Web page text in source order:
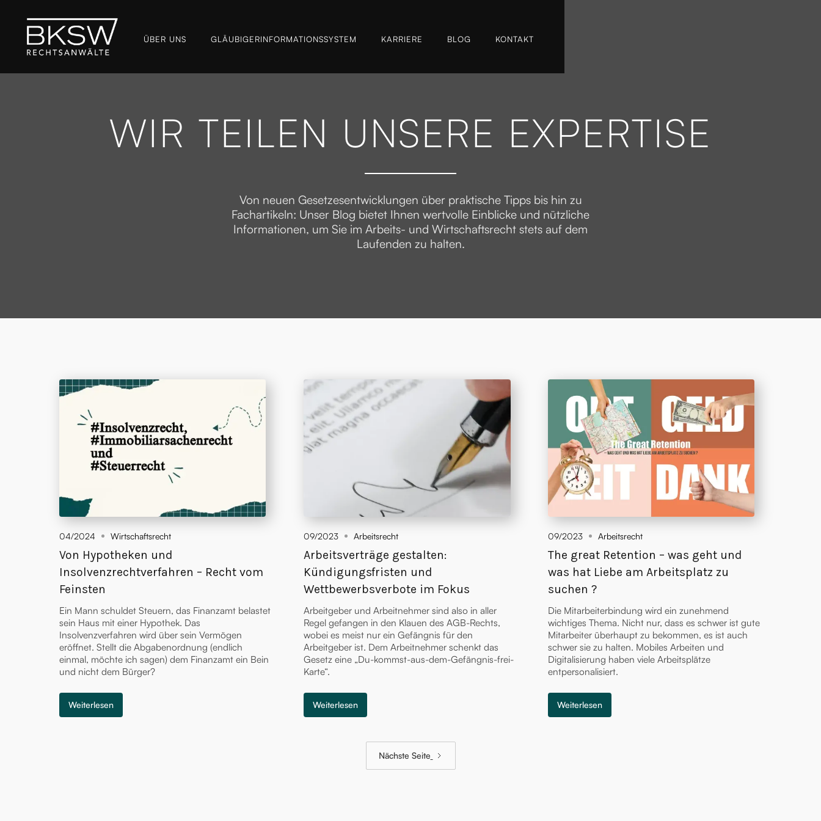
ÜBER UNS GLÄUBIGER­INFORMATIONSSYSTEM KARRIERE BLOG KONTAKT
WIR TEILEN UNSERE EXPERTISE
Von neuen Gesetzesentwicklungen über praktische Tipps bis hin zu
Fachartikeln: Unser Blog bietet Ihnen wertvolle Einblicke und nützliche
Informationen, um Sie im Arbeits- und Wirtschaftsrecht stets auf dem
Laufenden zu halten.
04/2024 Wirtschaftsrecht
Von Hypotheken und
Insolvenzrechtverfahren – Recht vom
Feinsten
Ein Mann schuldet Steuern, das Finanzamt belastet
sein Haus mit einer Hypothek. Das
Insolvenzverfahren wird über sein Vermögen
eröffnet. Stellt die Abgabenordnung (endlich
einmal, möchte ich sagen) dem Finanzamt ein Bein
und nicht dem Bürger?
Weiterlesen
09/2023 Arbeitsrecht
Arbeitsverträge gestalten:
Kündigungsfristen und
Wettbewerbsverbote im Fokus
Arbeitgeber und Arbeitnehmer sind also in aller
Regel gefangen in den Klauen des AGB-Rechts,
wobei es meist nur ein Gefängnis für den
Arbeitgeber ist. Dem Arbeitnehmer schenkt das
Gesetz eine „Du-kommst-aus-dem-Gefängnis-frei-
Karte“.
Weiterlesen
09/2023 Arbeitsrecht
The great Retention – was geht und
was hat Liebe am Arbeitsplatz zu
suchen ?
Die Mitarbeiterbindung wird ein zunehmend
wichtiges Thema. Nicht nur, dass es schwer ist gute
Mitarbeiter überhaupt zu bekommen, es ist auch
schwer sie zu halten. Mobiles Arbeiten und
Digitalisierung haben viele Arbeitsplätze
entpersonalisiert.
Weiterlesen
Nächste Seite